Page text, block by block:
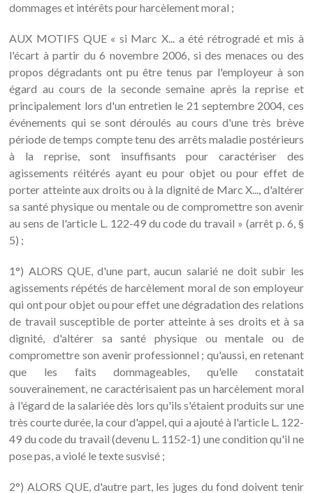
dommages et intérêts pour harcèlement moral ;
AUX MOTIFS QUE « si Marc X... a été rétrogradé et mis à
l'écart à partir du 6 novembre 2006, si des menaces ou des
propos dégradants ont pu être tenus par l'employeur à son
égard au cours de la seconde semaine après la reprise et
principalement lors d'un entretien le 21 septembre 2004, ces
événements qui se sont déroulés au cours d'une très brève
période de temps compte tenu des arrêts maladie postérieurs
à la reprise, sont insuffisants pour caractériser des
agissements réitérés ayant eu pour objet ou pour effet de
porter atteinte aux droits ou à la dignité de Marc X..., d'altérer
sa santé physique ou mentale ou de compromettre son avenir
au sens de l'article L. 122-49 du code du travail » (arrêt p. 6, §
5) ;
1°) ALORS QUE, d'une part, aucun salarié ne doit subir les
agissements répétés de harcèlement moral de son employeur
qui ont pour objet ou pour effet une dégradation des relations
de travail susceptible de porter atteinte à ses droits et à sa
dignité, d'altérer sa santé physique ou mentale ou de
compromettre son avenir professionnel ; qu'aussi, en retenant
que les faits dommageables, qu'elle constatait
souverainement, ne caractérisaient pas un harcèlement moral
à l'égard de la salariée dès lors qu'ils s'étaient produits sur une
très courte durée, la cour d'appel, qui a ajouté à l'article L. 122-
49 du code du travail (devenu L. 1152-1) une condition qu'il ne
pose pas, a violé le texte susvisé ;
2°) ALORS QUE, d'autre part, les juges du fond doivent tenir